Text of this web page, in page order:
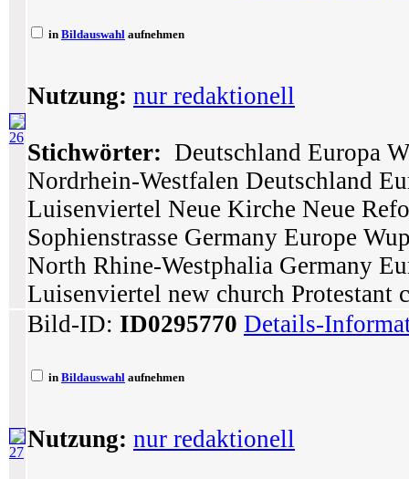
26
in Bildauswahl aufnehmen
Nutzung: nur redaktionell
Stichwörter: Deutschland Europa
Nordrhein-Westfalen Deutschland
Luisenviertel Neue Kirche Neue
Sophienstrasse Germany Europe
North Rhine-Westphalia Germany
Luisenviertel new church Protestant
27
Bild-ID: ID0295770 Details-
in Bildauswahl aufnehmen
Nutzung: nur redaktionell